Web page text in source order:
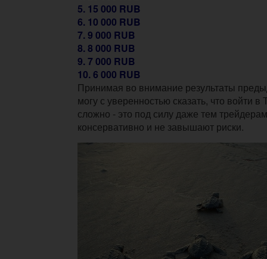
5. 15 000 RUB
6. 10 000 RUB
7. 9 000 RUB
8. 8 000 RUB
9. 7 000 RUB
10. 6 000 RUB
Принимая во внимание результаты
могу с уверенностью сказать, что войти
сложно - это под силу даже тем
консервативно и не завышают риски.